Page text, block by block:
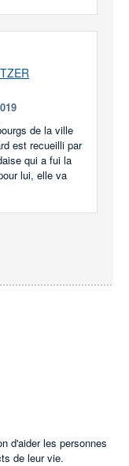
de la ville
est recueilli par
qui a fui la
lui, elle va
d'aider les personnes
de leur vie.